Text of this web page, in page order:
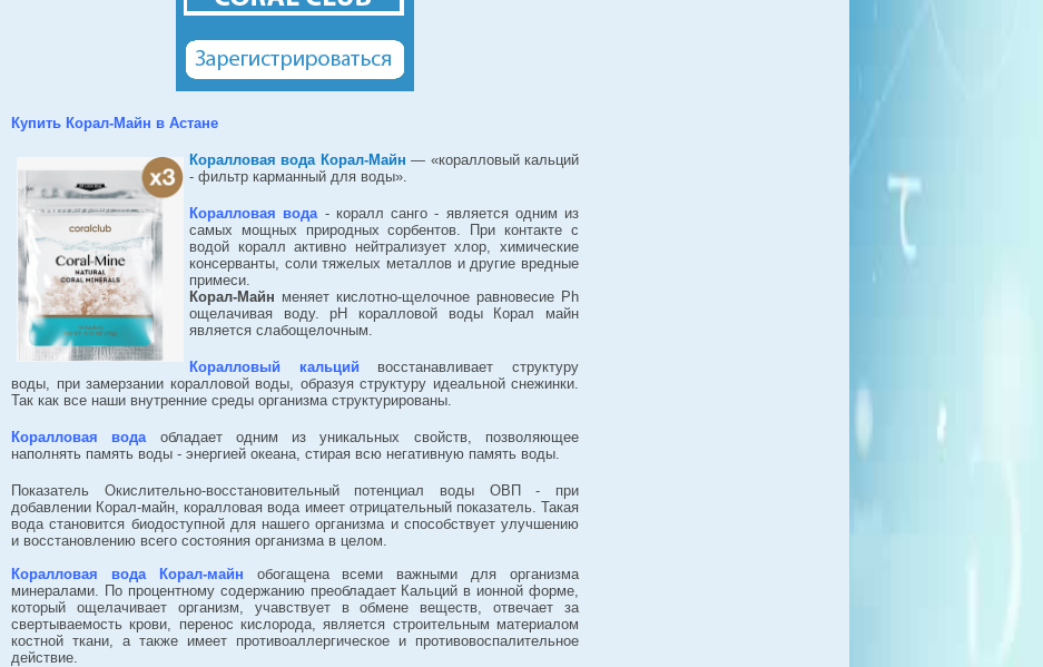
Купить Корал-Майн в Астане
Коралловая вода Корал-Майн — «коралловый кальций
- фильтр карманный для воды».
Коралловая вода - коралл санго - является одним из
самых мощных природных сорбентов. При контакте с
водой коралл активно нейтрализует хлор, химические
консерванты, соли тяжелых металлов и другие вредные
примеси.
Корал-Майн меняет кислотно-щелочное равновесие Ph
ощелачивая воду. рН коралловой воды Корал майн
является слабощелочным.
Коралловый кальций восстанавливает структуру
воды, при замерзании коралловой воды, образуя структуру идеальной снежинки.
Так как все наши внутренние среды организма структурированы.
Коралловая вода обладает одним из уникальных свойств, позволяющее
наполнять память воды - энергией океана, стирая всю негативную память воды.
Показатель Окислительно-восстановительный потенциал воды ОВП - при
добавлении Корал-майн, коралловая вода имеет отрицательный показатель. Такая
вода становится биодоступной для нашего организма и способствует улучшению
и восстановлению всего состояния организма в целом.
Коралловая вода Корал-майн обогащена всеми важными для организма
минералами. По процентному содержанию преобладает Кальций в ионной форме,
который ощелачивает организм, учавствует в обмене веществ, отвечает за
свертываемость крови, перенос кислорода, является строительным материалом
костной ткани, а также имеет противоаллергическое и противовоспалительное
действие.